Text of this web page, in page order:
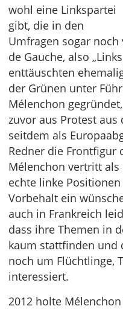
wohl eine Linkspartei
gibt, die in den
Umfragen sogar noch
de Gauche, also
enttäuschten
der Grünen unter
Mélenchon
zuvor aus Protest aus
seitdem als
Redner die Frontfigur
Mélenchon vertritt
echte linke
Vorbehalt ein
auch in Frankreich
dass ihre Themen in
kaum stattfinden und
noch um Flüchtlinge,
interessiert.
2012 holte